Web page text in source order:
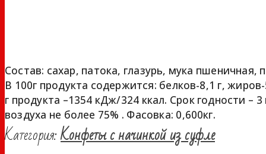
Конфеты Суфле «Сливочное» с
Состав: сахар, патока, глазурь, мука
В 100г продукта содержится: белков-8,1 г,
г продукта –1354 кДж/324 ккал. Срок годности
воздуха не более 75% . Фасовка: 0,600кг.
Категория:Конфеты с начинкой из суфле